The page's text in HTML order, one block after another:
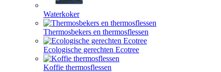
Waterkoker
Thermosbekers en thermosflessen
Ecologische gerechten Ecotree
Koffie thermosflessen